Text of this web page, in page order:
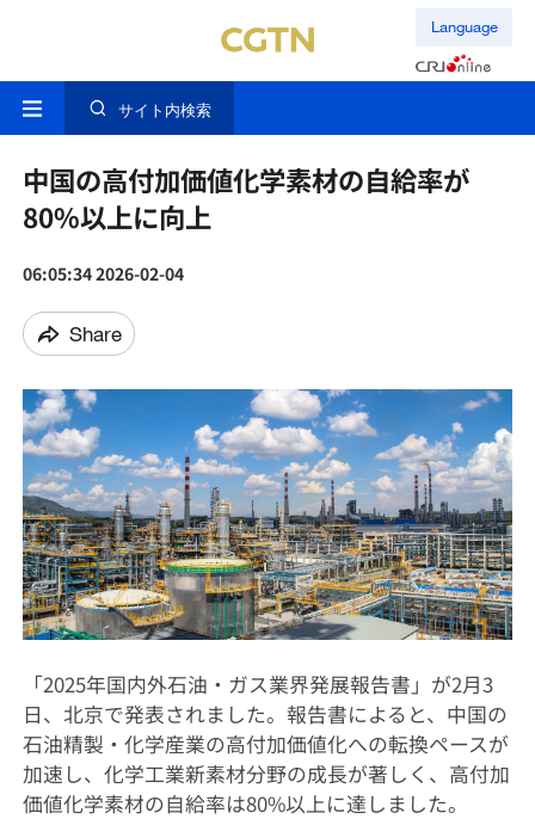
Language
サイト内検索
中国の高付加価値化学素材の自給率が
80%以上に向上
06:05:34 2026-02-04
Share
「2025年国内外石油・ガス業界発展報告書」が2月3
日、北京で発表されました。報告書によると、中国の
石油精製・化学産業の高付加価値化への転換ペースが
加速し、化学工業新素材分野の成長が著しく、高付加
価値化学素材の自給率は80%以上に達しました。